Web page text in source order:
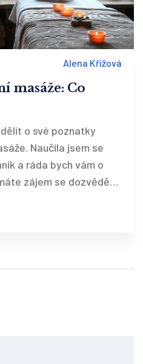
Alena Křížová
masáže: Co
o své poznatky
Naučila jsem se
a ráda bych vám o
zájem se dozvědět
Pojďme se do toho